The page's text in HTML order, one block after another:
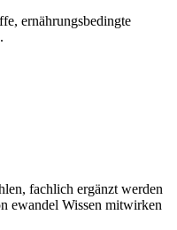
ernährungsbedingte
fachlich ergänzt werden
ewandel Wissen mitwirken